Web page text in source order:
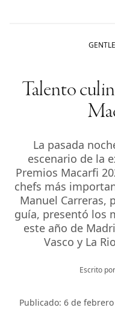
Talento
La pasada
escenario de la
Premios Macarfi
chefs más
Manuel Carreras,
guía, presentó los
este año de
Vasco y La
Escrito por
Publicado: 6 de